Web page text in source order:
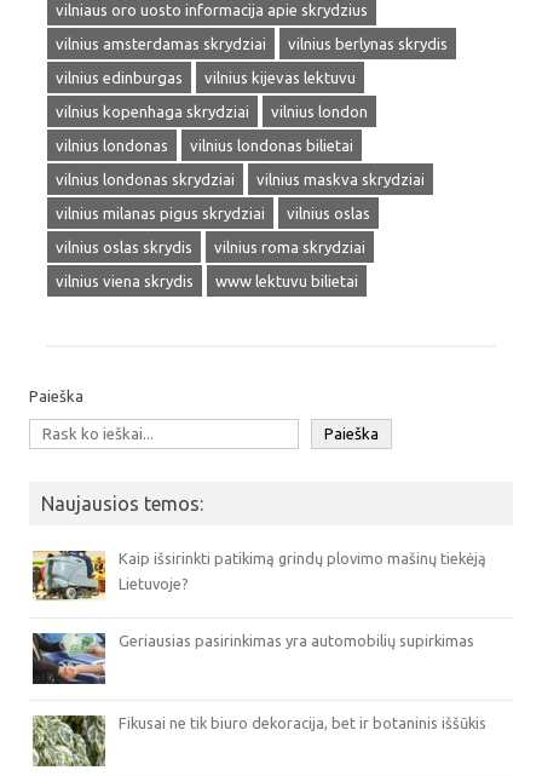
vilniaus oro uosto informacija apie skrydzius
vilnius amsterdamas skrydziai
vilnius berlynas skrydis
vilnius edinburgas
vilnius kijevas lektuvu
vilnius kopenhaga skrydziai
vilnius london
vilnius londonas
vilnius londonas bilietai
vilnius londonas skrydziai
vilnius maskva skrydziai
vilnius milanas pigus skrydziai
vilnius oslas
vilnius oslas skrydis
vilnius roma skrydziai
vilnius viena skrydis
www lektuvu bilietai
Paieška
Paieška
Naujausios temos:
Kaip išsirinkti patikimą grindų plovimo mašinų tiekėją
Lietuvoje?
Geriausias pasirinkimas yra automobilių supirkimas
Fikusai ne tik biuro dekoracija, bet ir botaninis iššūkis